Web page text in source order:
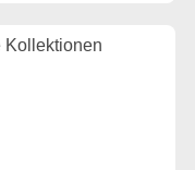
Kollektionen